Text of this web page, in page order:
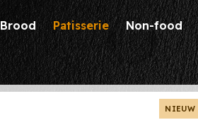
Brood Patisserie Non-food
Verkooppunten
NIEUW